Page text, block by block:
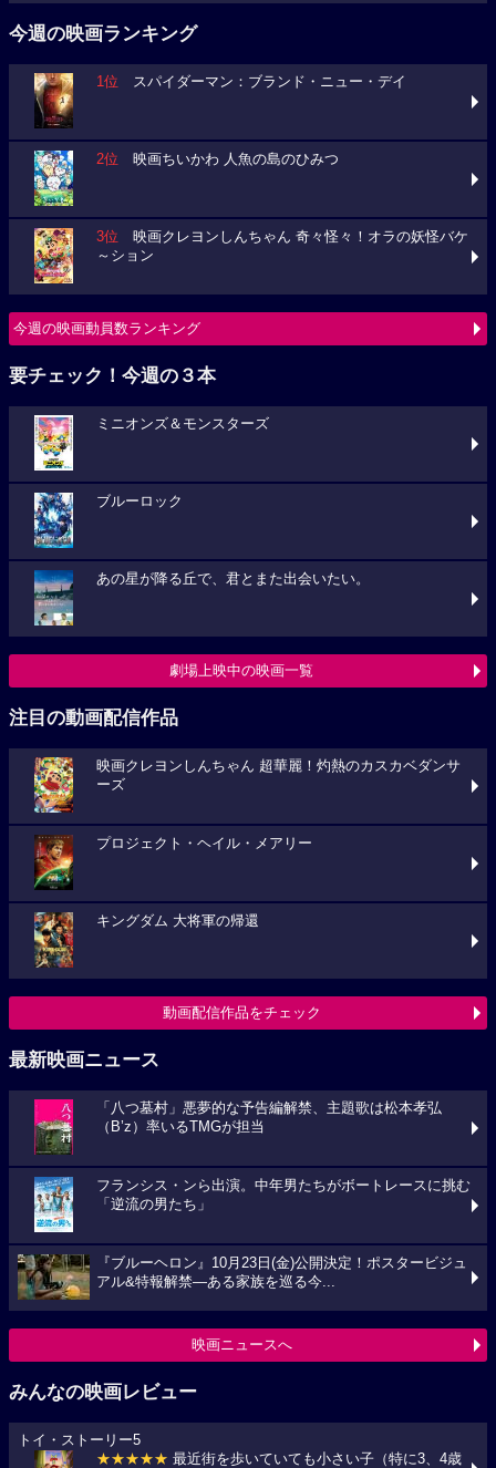
今週の映画ランキング
1位 スパイダーマン：ブランド・ニュー・デイ
2位 映画ちいかわ 人魚の島のひみつ
3位 映画クレヨンしんちゃん 奇々怪々！オラの妖怪バケ
～ション
今週の映画動員数ランキング
要チェック！今週の３本
ミニオンズ＆モンスターズ
ブルーロック
あの星が降る丘で、君とまた出会いたい。
劇場上映中の映画一覧
注目の動画配信作品
映画クレヨンしんちゃん 超華麗！灼熱のカスカベダンサ
ーズ
プロジェクト・ヘイル・メアリー
キングダム 大将軍の帰還
動画配信作品をチェック
最新映画ニュース
「八つ墓村」悪夢的な予告編解禁、主題歌は松本孝弘
（B’z）率いるTMGが担当
フランシス・ンら出演。中年男たちがボートレースに挑む
「逆流の男たち」
『ブルーヘロン』10月23日(金)公開決定！ポスタービジュ
アル&特報解禁―ある家族を巡る今...
映画ニュースへ
みんなの映画レビュー
トイ・ストーリー5
★★★★★ 最近街を歩いていても小さい子（特に3、4歳